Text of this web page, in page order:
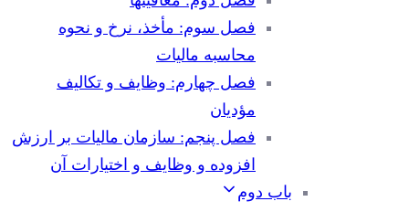
فصل سوم: مأخذ، نرخ و نحوه
محاسبه مالیات
فصل چهارم: وظایف و تکالیف
مؤدیان
فصل پنجم: سازمان مالیات بر ارزش
افزوده و وظایف و اختیارات آن
باب دوم